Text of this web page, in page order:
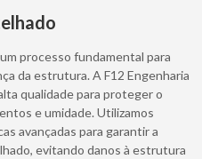
processo fundamental para
da estrutura. A F12 Engenharia
qualidade para proteger o
e umidade. Utilizamos
avançadas para garantir a
evitando danos à estrutura